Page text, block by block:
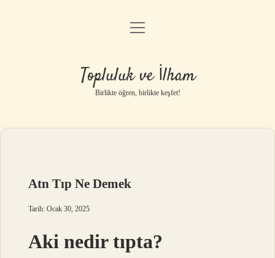
Anasayfa
Gizlilik Politikası
Yasal Uyarı
menüyü
Topluluk ve İlham
Birlikte öğren, birlikte keşfet!
Atn Tıp Ne Demek
Tarih: Ocak 30, 2025
Aki nedir tıpta?